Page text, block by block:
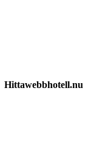
Hittawebbhotell.nu